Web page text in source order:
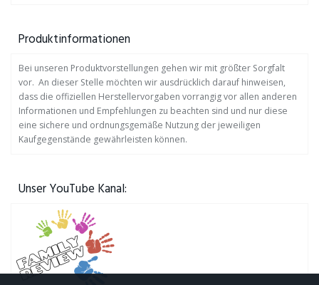
Produktinformationen
Bei unseren Produktvorstellungen gehen wir mit größter Sorgfalt
vor. An dieser Stelle möchten wir ausdrücklich darauf hinweisen,
dass die offiziellen Herstellervorgaben vorrangig vor allen anderen
Informationen und Empfehlungen zu beachten sind und nur diese
eine sichere und ordnungsgemäße Nutzung der jeweiligen
Kaufgegenstände gewährleisten können.
Unser YouTube Kanal: